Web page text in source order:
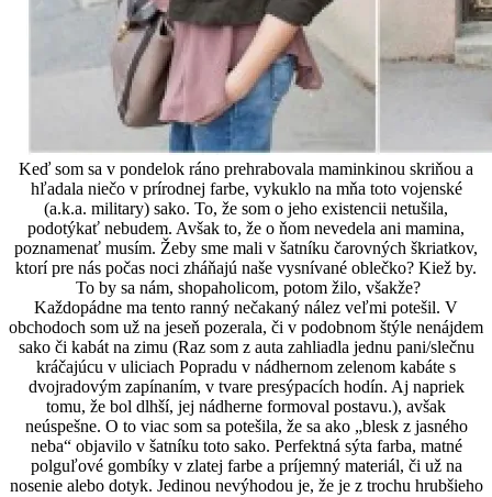
Keď som sa v pondelok ráno prehrabovala maminkinou skriňou a
hľadala niečo v prírodnej farbe, vykuklo na mňa toto vojenské
(a.k.a. military) sako. To, že som o jeho existencii netušila,
podotýkať nebudem. Avšak to, že o ňom nevedela ani mamina,
poznamenať musím. Žeby sme mali v šatníku čarovných škriatkov,
ktorí pre nás počas noci zháňajú naše vysnívané oblečko? Kiež by.
To by sa nám, shopaholicom, potom žilo, všakže?
Každopádne ma tento ranný nečakaný nález veľmi potešil. V
obchodoch som už na jeseň pozerala, či v podobnom štýle nenájdem
sako či kabát na zimu (Raz som z auta zahliadla jednu pani/slečnu
kráčajúcu v uliciach Popradu v nádhernom zelenom kabáte s
dvojradovým zapínaním, v tvare presýpacích hodín. Aj napriek
tomu, že bol dlhší, jej nádherne formoval postavu.), avšak
neúspešne. O to viac som sa potešila, že sa ako „blesk z jasného
neba“ objavilo v šatníku toto sako. Perfektná sýta farba, matné
polguľové gombíky v zlatej farbe a príjemný materiál, či už na
nosenie alebo dotyk. Jedinou nevýhodou je, že je z trochu hrubšieho